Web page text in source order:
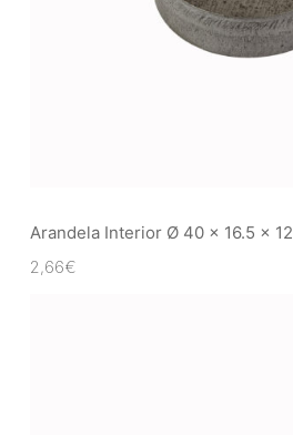
Arandela Interior Ø 40 x 16.5 x 12
2,66€